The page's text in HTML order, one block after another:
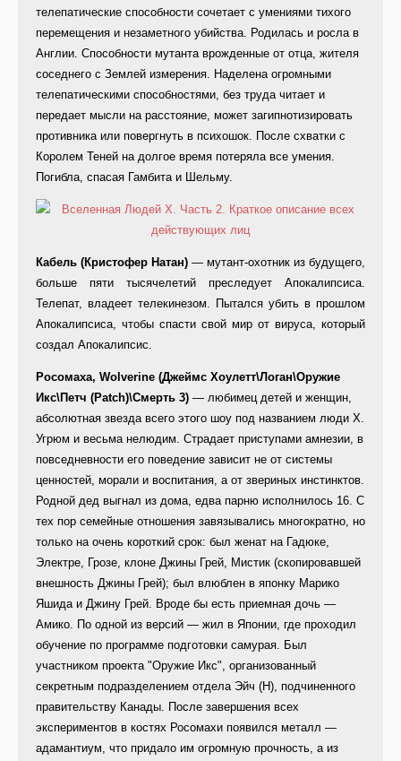
телепатические способности сочетает с умениями тихого
перемещения и незаметного убийства. Родилась и росла в
Англии. Способности мутанта врожденные от отца, жителя
соседнего с Землей измерения. Наделена огромными
телепатическими способностями, без труда читает и
передает мысли на расстояние, может загипнотизировать
противника или повергнуть в психошок. После схватки с
Королем Теней на долгое время потеряла все умения.
Погибла, спасая Гамбита и Шельму.
Кабель (Кристофер Натан) — мутант-охотник из будущего,
больше пяти тысячелетий преследует Апокалипсиса.
Телепат, владеет телекинезом. Пытался убить в прошлом
Апокалипсиса, чтобы спасти свой мир от вируса, который
создал Апокалипсис.
Росомаха, Wolverine (Джеймс Хоулетт\Логан\Оружие
Икс\Петч (Patch)\Смерть 3) — любимец детей и женщин,
абсолютная звезда всего этого шоу под названием люди Х.
Угрюм и весьма нелюдим. Страдает приступами амнезии, в
повседневности его поведение зависит не от системы
ценностей, морали и воспитания, а от звериных инстинктов.
Родной дед выгнал из дома, едва парню исполнилось 16. С
тех пор семейные отношения завязывались многократно, но
только на очень короткий срок: был женат на Гадюке,
Электре, Грозе, клоне Джины Грей, Мистик (скопировавшей
внешность Джины Грей); был влюблен в японку Марико
Яшида и Джину Грей. Вроде бы есть приемная дочь —
Амико. По одной из версий — жил в Японии, где проходил
обучение по программе подготовки самурая. Был
участником проекта "Оружие Икс", организованный
секретным подразделением отдела Эйч (H), подчиненного
правительству Канады. После завершения всех
экспериментов в костях Росомахи появился металл —
адамантиум, что придало им огромную прочность, а из